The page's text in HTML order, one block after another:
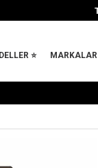
⭐ MARKALAR